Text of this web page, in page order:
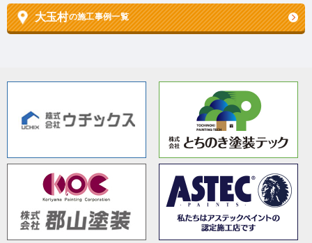
大玉村の施工事例一覧